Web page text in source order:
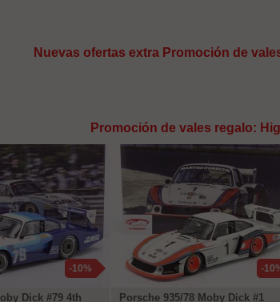
Nuevas ofertas extra Promoción de
Promoción de vales regalo:
-10%
Dick #79 4th
-
Porsche 935/78 Moby Dick #1